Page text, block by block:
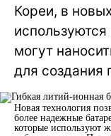
Кореи, в
могут
для создания
Новая технология
более надежные
которые используют